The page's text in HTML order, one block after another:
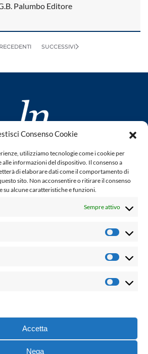
Consenso Cookie
utilizziamo tecnologie come i cookie per
alle informazioni del dispositivo. Il consenso a
di elaborare dati come il comportamento di
sito. Non acconsentire o ritirare il consenso
su alcune caratteristiche e funzioni.
Sempre attivo
Accetta
Nega
Palumbo Editore
SUCCESSIVI
da Romano Luperini
una testata giornalistica in
senza alcuna periodicità. Non può
L'autore non è responsabile per
e web:Salvatore Leto